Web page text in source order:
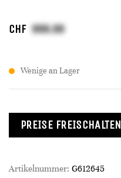
CHF
Wenige an Lager
PREISE FREISCHALTEN
Artikelnummer: G612645